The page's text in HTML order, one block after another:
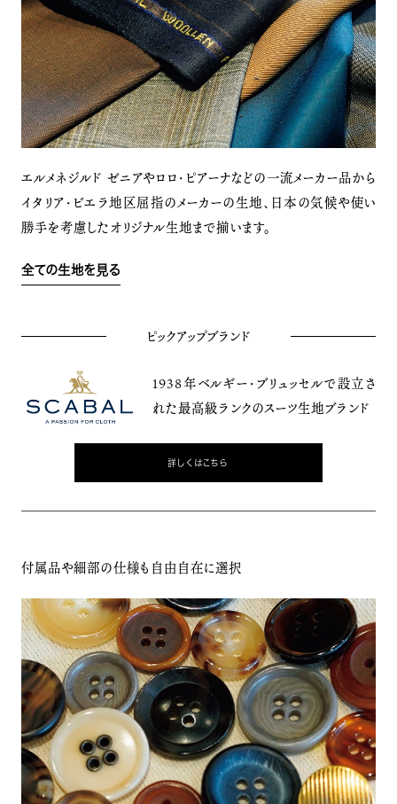
エルメネジルド ゼニアやロロ・ピアーナなどの一流メーカー品から
イタリア・ビエラ地区屈指のメーカーの生地、日本の気候や使い
勝手を考慮したオリジナル生地まで揃います。
全ての生地を見る
ピックアップブランド
1938年ベルギー・ブリュッセルで設立さ
れた最高級ランクのスーツ生地ブランド
詳しくはこちら
付属品や細部の仕様も自由自在に選択